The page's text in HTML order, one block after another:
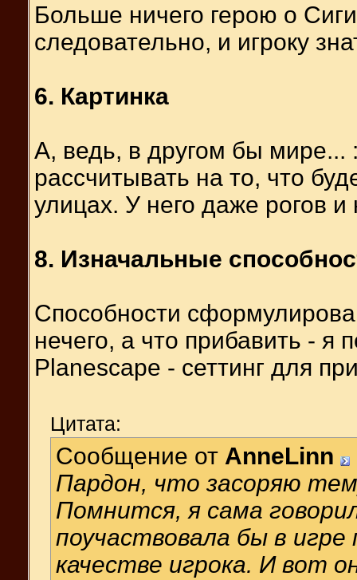
Больше ничего герою о
следовательно, и игроку
6. Картинка
А, ведь, в другом бы
рассчитывать на то, что
улицах. У него даже рогов
8. Изначальные
Способности
нечего, а что прибавить - я
Planescape - сеттинг для
Цитата:
Сообщение от AnneLinn
Пардон, что засоряю
Помнится, я сама
поучаствовала бы в
качестве игрока. И вот